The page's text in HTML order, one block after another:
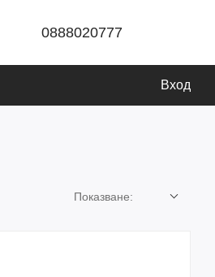
0888020777
Вход
Показване: